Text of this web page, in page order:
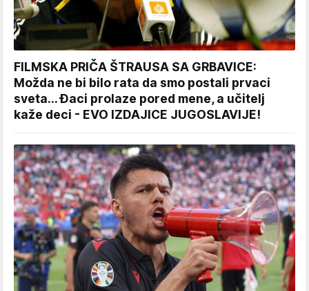
FILMSKA PRIČA ŠTRAUSA SA GRBAVICE:
Možda ne bi bilo rata da smo postali prvaci
sveta... Đaci prolaze pored mene, a učitelj
kaže deci - EVO IZDAJICE JUGOSLAVIJE!